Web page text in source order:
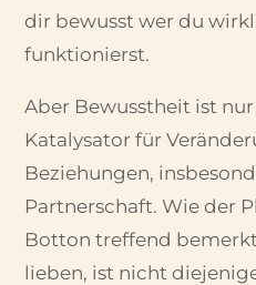
dir bewusst wer du
funktionierst.
Aber Bewusstheit ist
Katalysator für
Beziehungen,
Partnerschaft. Wie der
Botton treffend
lieben, ist nicht